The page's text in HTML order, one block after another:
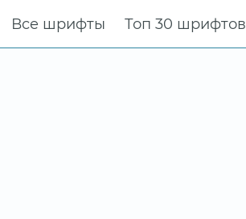
Все шрифты Топ 30 шрифтов